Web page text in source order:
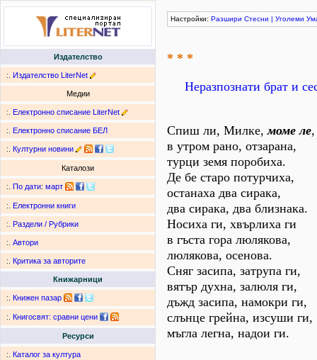
Издателство
:. Издателство LiterNet
Медии
:. Електронно списание LiterNet
:. Електронно списание БЕЛ
:. Културни новини
Каталози
:. По дати: март
:. Електронни книги
:. Раздели / Рубрики
:. Автори
:. Критика за авторите
Книжарници
:. Книжен пазар
:. Книгосвят: сравни цени
Ресурси
:. Каталог за култура
Настройки: Разшири Стесни | Уголеми
* * *
Неразпознати брат и
Спиш ли, Милке,моме ле
в утром рано, отзарана,
турци земя поробиха.
Де бе старо потурчиха,
останаха два сирака,
два сирака, два близнака.
Носиха ги, хвърлиха ги
в гъста гора люлякова,
люлякова, осенова.
Сняг засипа, затрупа ги,
вятър духна, залюля ги,
дъжд засипа, намокри ги,
слънце грейна, изсуши ги,
мъгла легна, надои ги.